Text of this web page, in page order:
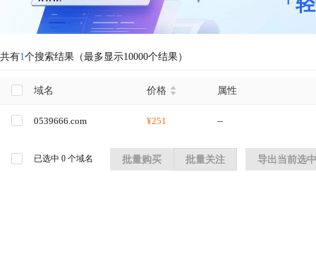
共有1个搜索结果（最多显示10000个结果）
域名 价格 属性
0539666.com ¥251 --
已选中 0 个域名 批量购买 批量关注 导出当前选中